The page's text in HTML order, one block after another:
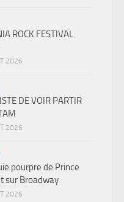
ROCK FESTIVAL
2026
DE VOIR PARTIR
2026
pourpre de Prince
sur Broadway
2026